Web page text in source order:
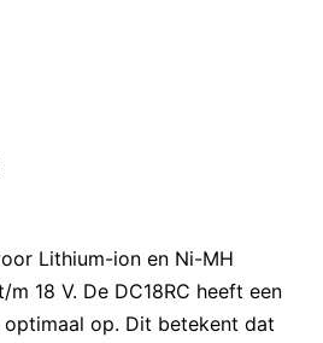
Lithium-ion en Ni-MH
18 V. De DC18RC heeft een
op. Dit betekent dat